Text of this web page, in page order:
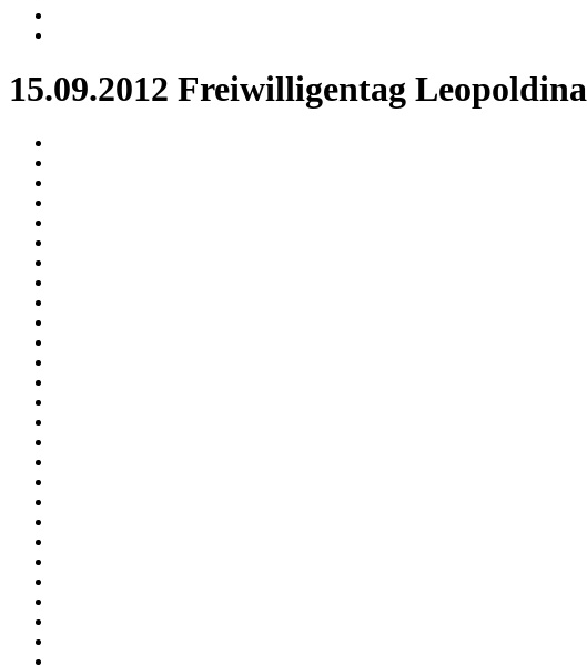
15.09.2012 Freiwilligentag Leopoldina